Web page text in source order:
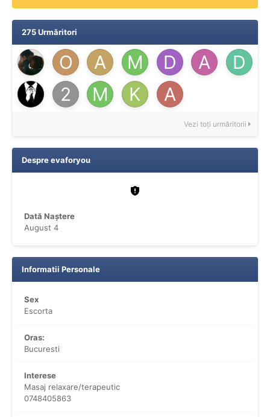
275 Urmăritori
Vezi toți urmăritorii
Despre evaforyou
Dată Naștere
August 4
Informatii Personale
Sex
Escorta
Oras:
Bucuresti
Interese
Masaj relaxare/terapeutic
0748405863